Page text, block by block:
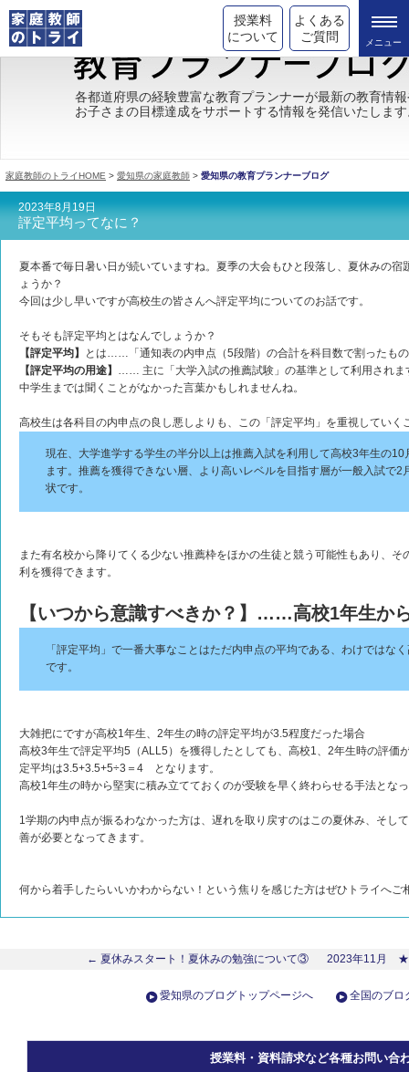
授業料
について
よくある
ご質問
トライの教育理念
成績が上がる理由
都道府県別情報
合格体験談
キャンペーン情報
受験情報
各都道府県の経験豊富な教育プランナーが最新の教育情
お子さまの目標達成をサポートする情報を発信いたしま
家庭教師のトライHOME > 愛知県の家庭教師 > 愛知県の教育プランナーブログ
2023年8月19日
評定平均ってなに？
夏本番で毎日暑い日が続いていますね。夏季の大会もひと段落し、夏休みの
ょうか？
今回は少し早いですが高校生の皆さんへ評定平均についてのお話です。
そもそも評定平均とはなんでしょうか？
【評定平均】
とは……「通知表の内申点（5段階）の合計を科目数で割ったも
【評定平均の用途】 …… 主に「大学入試の推薦試験」の基準として利用され
中学生までは聞くことがなかった言葉かもしれませんね。
高校生は各科目の内申点の良し悪しよりも、この「評定平均」を重視していく
現在、大学進学する学生の半分以上は推薦入試を利用して高校3年生の
ます。推薦を獲得できない層、より高いレベルを目指す層が一般入試で
状です。
また有名校から降りてくる少ない推薦枠をほかの生徒と競う可能性もあり、
利を獲得できます。
【いつから意識すべきか？】……高校1年生か
「評定平均」で一番大事なことはただ内申点の平均である、わけではな
です。
大雑把にですが高校1年生、2年生の時の評定平均が3.5程度だった場合
高校3年生で評定平均5（ALL5）を獲得したとしても、高校1、2年生時の評価
定平均は3.5+3.5+5÷3＝4 となります。
高校1年生の時から堅実に積み立てておくのが受験を早く終わらせる手法とな
1学期の内申点が振るわなかった方は、遅れを取り戻すのはこの夏休み、そし
善が必要となってきます。
何から着手したらいいかわからない！という焦りを感じた方はぜひトライへご
← 夏休みスタート！夏休みの勉強について③ 2023年11月
愛知県のブログトップページへ 全国のブロ
授業料・資料請求など各種お問い合